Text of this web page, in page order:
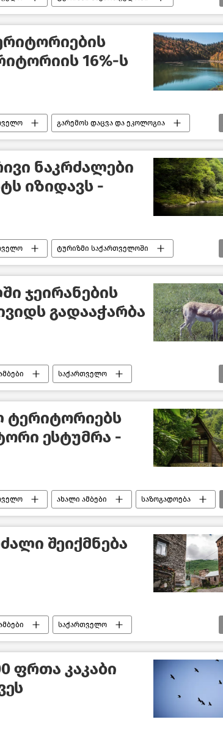
16%-ს
გარემოს დაცვა და ეკოლოგია
ნაკრძალები
იზიდავს -
ტურიზმი საქართველოში
ახალი ამბები
ჯეირანების
გადააჭარბა
საქართველო
დაცვა
ესტუმრა -
ახალი ამბები საზოგადოება
შეიქმნება
საქართველო
ფრთა კაკაბი